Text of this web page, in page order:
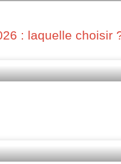
: laquelle choisir